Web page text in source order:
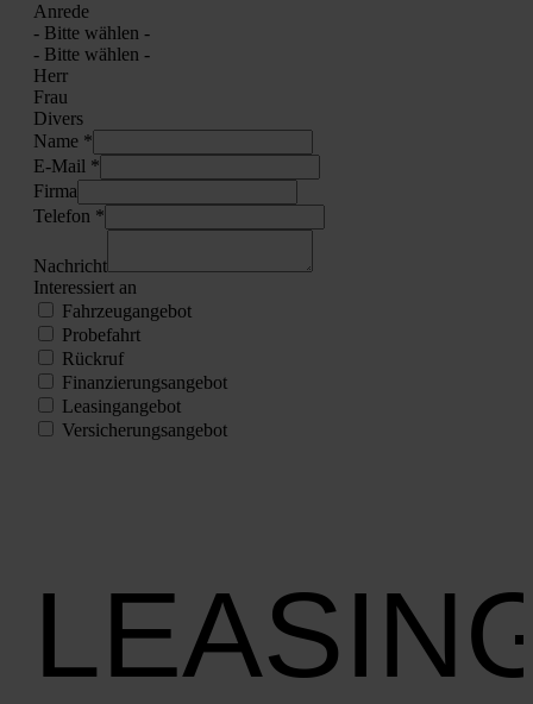
Anre­de
- Bit­te wäh­len -
- Bit­te wäh­len -
Herr
Frau
Divers
Name *
E‑Mail *
Fir­ma
Tele­fon *
Nach­richt
Inter­es­siert an
Fahr­zeug­an­ge­bot
Pro­be­fahrt
Rück­ruf
Finan­zie­rungs­an­ge­bot
Lea­sing­an­ge­bot
Ver­si­che­rungs­an­ge­bot